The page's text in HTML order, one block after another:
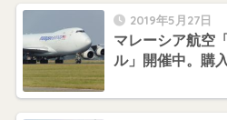
2019年5月27日
マレーシア航空
ル」開催中。購